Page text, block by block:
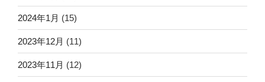
2024年1月 (15)
2023年12月 (11)
2023年11月 (12)